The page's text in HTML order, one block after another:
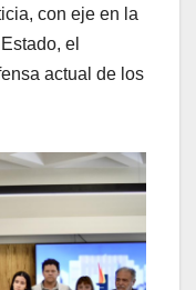
con eje en la
el
actual de los